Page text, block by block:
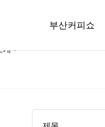
부산커피쇼
개